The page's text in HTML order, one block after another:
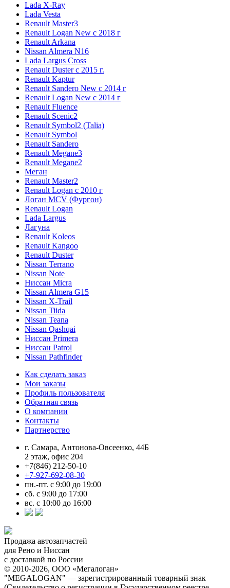
Lada X-Ray
Lada Vesta
Renault Master3
Renault Logan New с 2018 г
Renault Arkana
Nissan Almera N16
Lada Largus Cross
Renault Duster с 2015 г.
Renault Kaptur
Renault Sandero New с 2014 г
Renault Logan New с 2014 г
Renault Fluence
Renault Scenic2
Renault Symbol2 (Talia)
Renault Symbol
Renault Sandero
Renault Megane3
Renault Megane2
Меган
Renault Master2
Renault Logan c 2010 г
Логан МСV (Фургон)
Renault Logan
Lada Largus
Лагуна
Renault Koleos
Renault Kangoo
Renault Duster
Nissan Terrano
Nissan Note
Ниссан Micra
Nissan Almera G15
Nissan X-Trail
Nissan Tiida
Nissan Teana
Nissan Qashqai
Ниссан Primera
Ниссан Patrol
Nissan Pathfinder
Как сделать заказ
Мои заказы
Профиль пользователя
Обратная связь
О компании
Контакты
Партнерство
г. Самара, Антонова-Овсеенко, 44Б
2 этаж, офис 204
+7(846) 212-50-10
+7-927-692-08-30
пн.-пт. с 9:00 до 19:00
сб. с 9:00 до 17:00
вс. с 10:00 до 16:00
Продажа автозапчастей
для Рено и Ниссан
с доставкой по России
© 2010-2026, ООО «Мегалоган»
"MEGALOGAN" — зарегистрированный товарный знак